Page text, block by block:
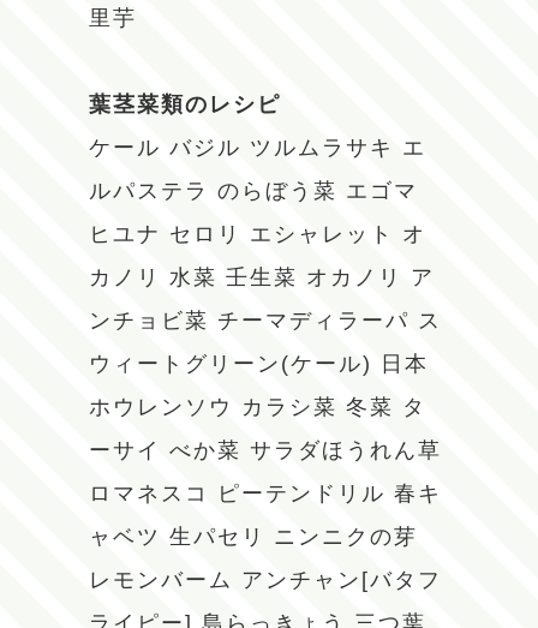
里芋
葉茎菜類のレシピ
ケール バジル ツルムラサキ エ
ルパステラ のらぼう菜 エゴマ
ヒユナ セロリ エシャレット
オ
カノリ
水菜 壬生菜 オカノリ
ア
ンチョビ菜 チーマディラーパ ス
ウィートグリーン(ケール)
日本
ホウレンソウ
カラシ菜 冬菜 タ
ーサイ べか菜 サラダほうれん草
ロマネスコ
ピーテンドリル 春キ
ャベツ 生パセリ
ニンニクの芽
レモンバーム アンチャン[バタフ
ライピー] 島らっきょう 三つ葉